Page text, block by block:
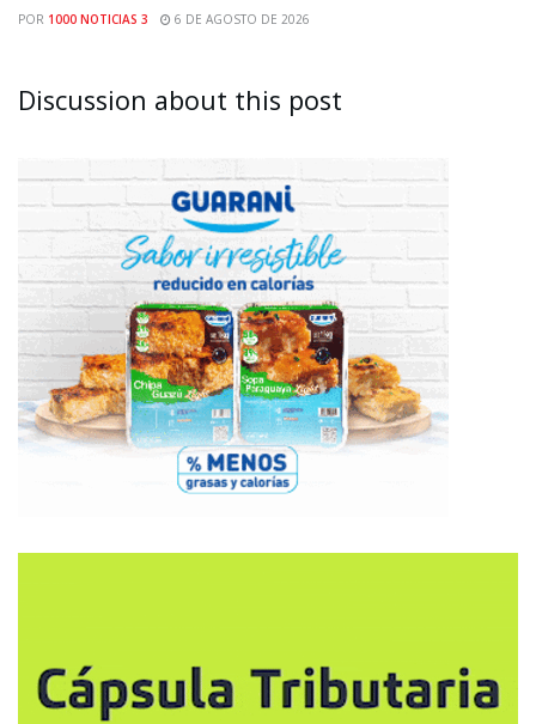
POR 1000 NOTICIAS 3 6 DE AGOSTO DE 2026
Discussion about this post